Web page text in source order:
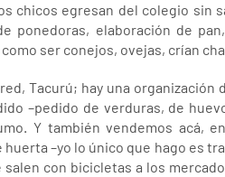
chicos egresan del colegio sin
elaboración de
ser conejos, ovejas, crían
Tacurú; hay una
–pedido de verduras, de
Y también vendemos acá,
–yo lo único que hago es
con bicicletas a los